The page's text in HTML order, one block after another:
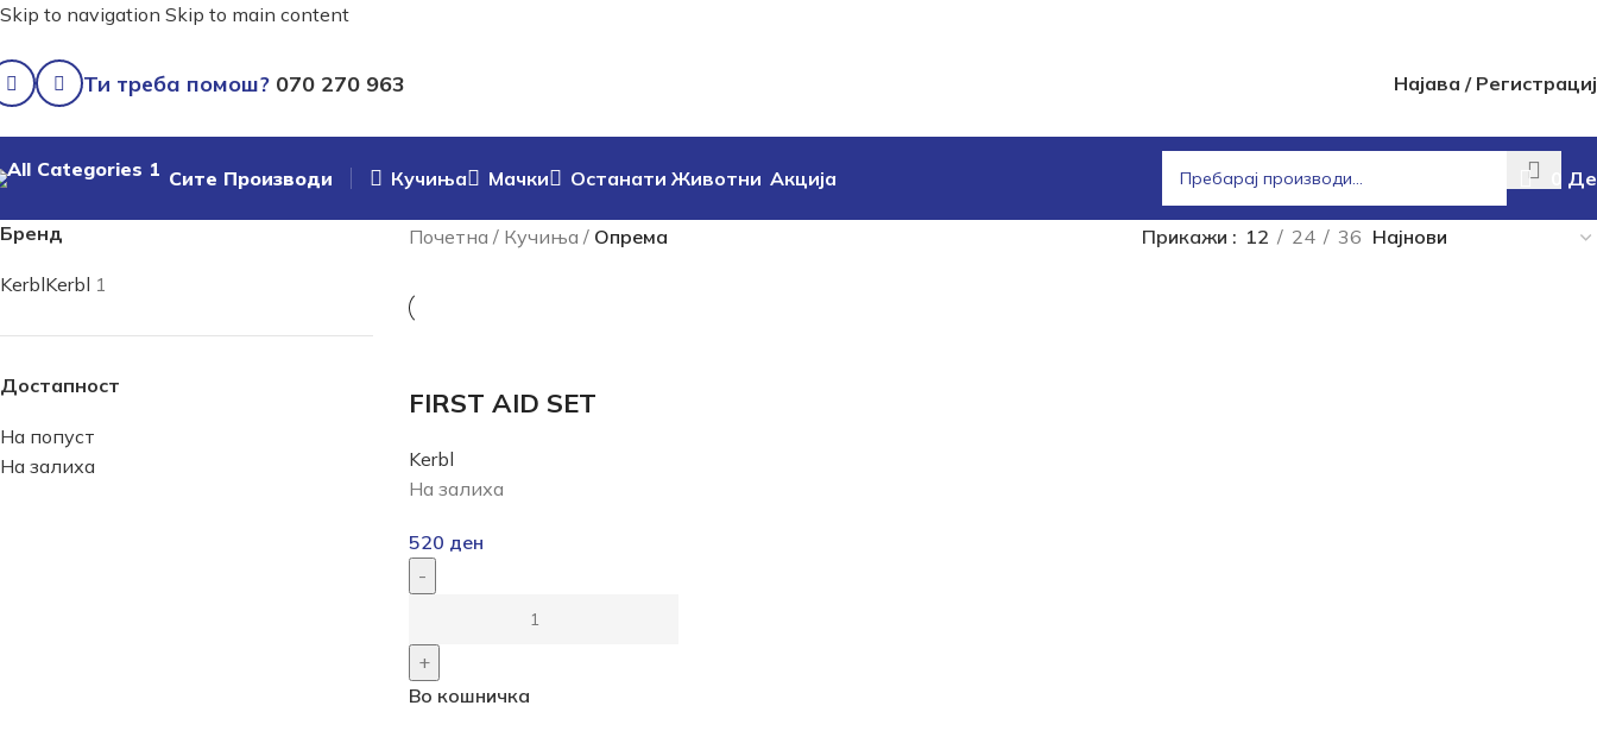
Skip to navigation Skip to main content
Ти треба помош? 070 270 963 Најава /
Сите Производи Кучиња Мачки Останати Животни Акција
Бренд
KerblKerbl 1
Достапност
На попуст
На залиха
Почетна / Кучиња / Опрема Прикажи 12 24 36
FIRST AID SET
Kerbl
На залиха
520 ден
Во кошничка